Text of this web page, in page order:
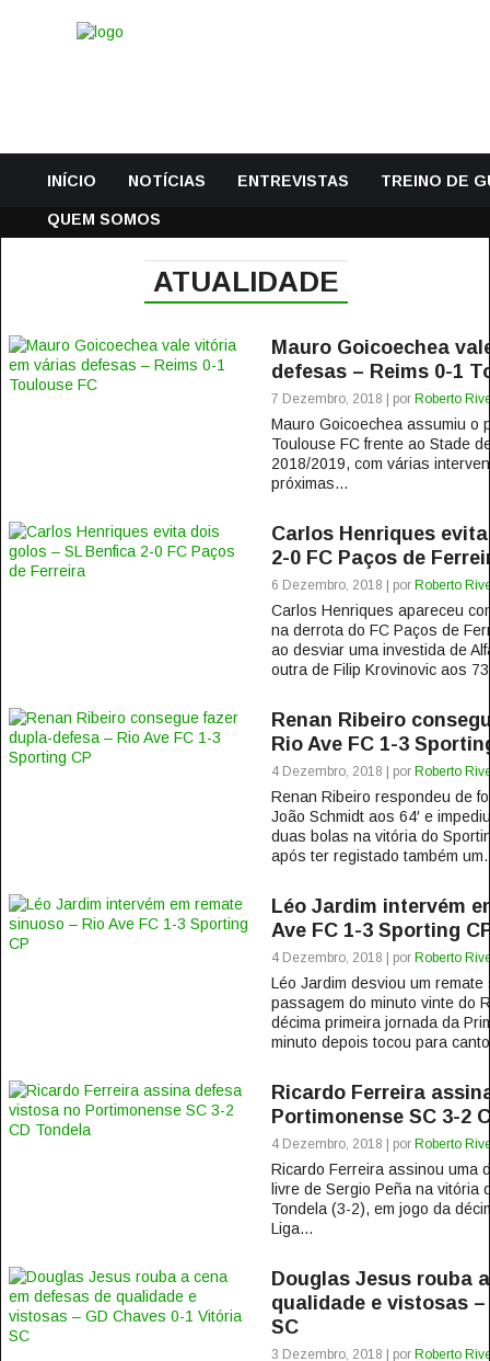
INÍCIO NOTÍCIAS ENTREVISTAS TREINO DE
QUEM SOMOS
ATUALIDADE
Mauro Goicoechea
defesas – Reims 0-1
7 Dezembro, 2018 | por Roberto
Mauro Goicoechea assumiu o
Toulouse FC frente ao Stade
2018/2019, com várias
próximas...
Carlos Henriques
2-0 FC Paços de
6 Dezembro, 2018 | por Roberto
Carlos Henriques apareceu
na derrota do FC Paços de
ao desviar uma investida de
outra de Filip Krovinovic aos
Renan Ribeiro
Rio Ave FC 1-3
4 Dezembro, 2018 | por Roberto
Renan Ribeiro respondeu de
João Schmidt aos 64′ e
duas bolas na vitória do
após ter registado também
Léo Jardim intervém
Ave FC 1-3 Sporting
4 Dezembro, 2018 | por Roberto
Léo Jardim desviou um
passagem do minuto vinte do
décima primeira jornada da
minuto depois tocou para
Ricardo Ferreira
Portimonense SC 3-2
4 Dezembro, 2018 | por Roberto
Ricardo Ferreira assinou uma
livre de Sergio Peña na vitória
Tondela (3-2), em jogo da
Liga...
Douglas Jesus rouba
qualidade e vistosas
SC
3 Dezembro, 2018 | por Roberto